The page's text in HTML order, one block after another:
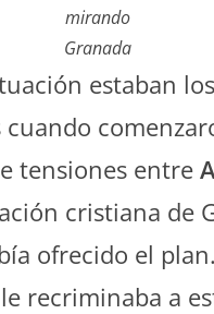
mirando
Granada
estaban los
cuando
tensiones entre
cristiana de
ofrecido el plan.
le recriminaba a